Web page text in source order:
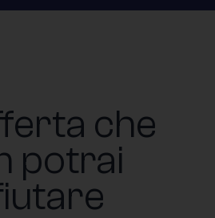
che
potrai